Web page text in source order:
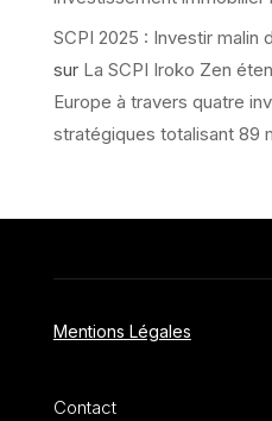
SCPI 2025 : Investir malin
sur La SCPI Iroko Zen
Europe à travers quatre
stratégiques totalisant 89
Mentions Légales
Contact